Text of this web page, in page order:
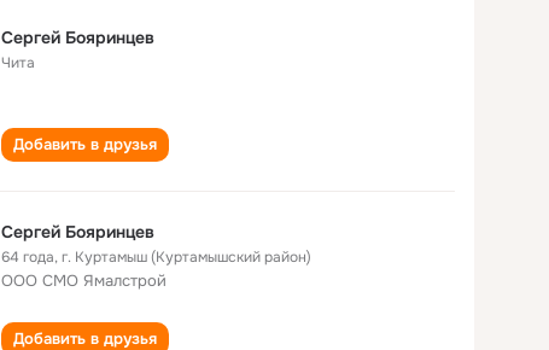
Сергей Бояринцев
Чита
Добавить в друзья
Сергей Бояринцев
64 года,г. Куртамыш (Куртамышский район)
ООО СМО Ямалстрой
Добавить в друзья